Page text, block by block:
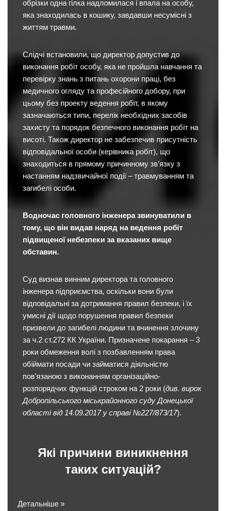
обрізки одна гілка надломилася і впала на особу,
яка знаходилась в кошику, завдавши несумісні з
життям травми.
Слідчі встановили, що директор допустив до
виконання робіт особу, яка не пройшла навчання та
перевірку знань з питань охорони праці, без
медичного огляду та професійного добору, при
цьому без проекту ведення робіт, в якому
зазначаються типи, перелік необхідних засобів
захисту та порядок безпечного виконання робіт на
висоті. Також директор не забезпечив присутність
відповідальної особи (керівника робіт), що
знаходиться в прямому причинному зв’язку з
настанням надзвичайної події – травмуванням та
загибелі особи.
Водночас головного інженера звинуватили в
тому, що він видав наряд на ведення робіт
підвищеної небезпеки за вказаних вище
обставин.
Суд визнав винним директора та головного
інженера підприємства, оскільки вони були
відповідальні за дотримання правил безпеки, і їх
умисні дії щодо порушення правил безпеки
призвели до загибелі людини та вчинення злочину
за ч.2 ст.272 КК України. Призначене покарання – 3
роки обмеження волі з позбавленням права
обіймати посади чи займатися діяльністю
пов’язаною з виконанням організаційно-
розпорядчих функцій строком на 2 роки (див. вирок
Добропільського міськрайонного суду Донецької
області від 14.09.2017 у справі №227/873/17).
Які причини виникнення
таких ситуацій?
Детальніше »